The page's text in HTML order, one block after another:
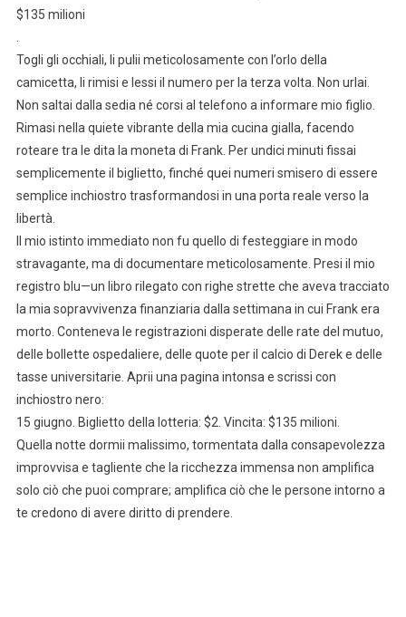
$135 milioni
Togli gli occhiali, li pulii meticolosamente con l’orlo della
camicetta, li rimisi e lessi il numero per la terza volta. Non urlai.
Non saltai dalla sedia né corsi al telefono a informare mio figlio.
Rimasi nella quiete vibrante della mia cucina gialla, facendo
roteare tra le dita la moneta di Frank. Per undici minuti fissai
semplicemente il biglietto, finché quei numeri smisero di essere
semplice inchiostro trasformandosi in una porta reale verso la
libertà.
Il mio istinto immediato non fu quello di festeggiare in modo
stravagante, ma di documentare meticolosamente. Presi il mio
registro blu—un libro rilegato con righe strette che aveva tracciato
la mia sopravvivenza finanziaria dalla settimana in cui Frank era
morto. Conteneva le registrazioni disperate delle rate del mutuo,
delle bollette ospedaliere, delle quote per il calcio di Derek e delle
tasse universitarie. Aprii una pagina intonsa e scrissi con
inchiostro nero:
15 giugno. Biglietto della lotteria: $2. Vincita: $135 milioni.
Quella notte dormii malissimo, tormentata dalla consapevolezza
improvvisa e tagliente che la ricchezza immensa non amplifica
solo ciò che puoi comprare; amplifica ciò che le persone intorno a
te credono di avere diritto di prendere.